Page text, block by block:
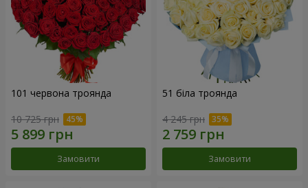
101 червона троянда
10 725 грн
Замовити
51 біла троянда
4 245 грн
Замовити